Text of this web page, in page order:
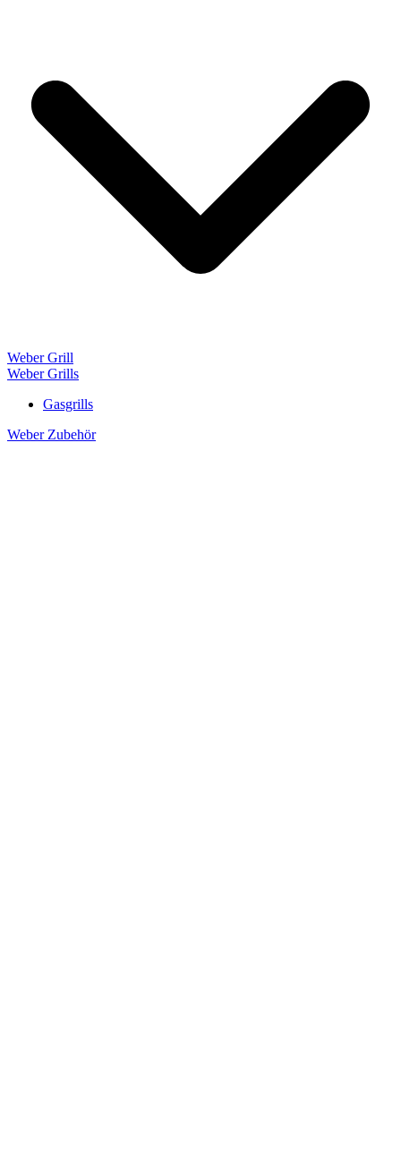
Weber Grill
Weber Grills
Gasgrills
Weber Zubehör